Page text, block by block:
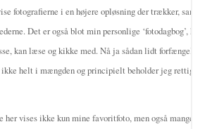
fotografierne i en højere opløsning der trækker, samt
Det er også blot min personlige ‘fotodagbog’,
kan læse og kikke med. Nå ja sådan lidt
helt i mængden og principielt beholder jeg
her vises ikke kun mine favoritfoto, men også mange